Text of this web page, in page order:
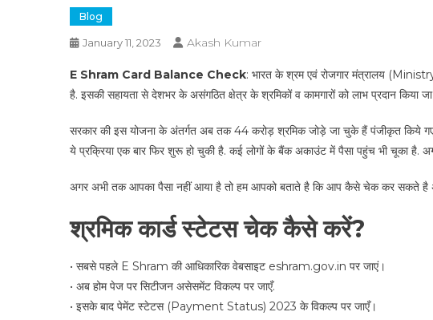
Blog
January 11, 2023 Akash Kumar
E Shram Card Balance Check: भारत के श्रम एवं रोजगार मंत्रालय
है. इसकी सहायता से देशभर के असंगठित क्षेत्र के श्रमिकों व कामगारों को लाभ प्रदान किया जा
सरकार की इस योजना के अंतर्गत अब तक 44 करोड़ श्रमिक जोड़े जा चुके हैं पंजीकृत किये
ये प्रक्रिया एक बार फिर शुरू हो चुकी है. कई लोगों के बैंक अकाउंट में पैसा पहुंच भी चूका है.
अगर अभी तक आपका पैसा नहीं आया है तो हम आपको बताते है कि आप कैसे चेक कर सकते
श्रमिक कार्ड स्टेटस चेक कैसे करें?
• सबसे पहले E Shram की आधिकारिक वेबसाइट eshram.gov.in पर जाएं।
• अब होम पेज पर सिटीजन असेसमेंट विकल्प पर जाएँ.
• इसके बाद पेमेंट स्टेटस (Payment Status) 2023 के विकल्प पर जाएँ।